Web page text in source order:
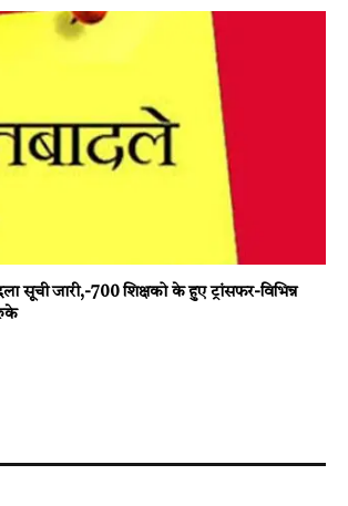
सूची जारी,-700 शिक्षको के हुए ट्रांसफर-विभिन्न